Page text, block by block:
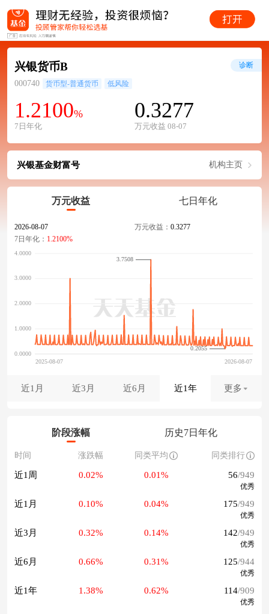
兴银货币B
000740 货币型-普通货币 低风险
1.2100%
7日年化
0.3277
万元收益 08-07
诊断
兴银基金财富号 机构主页
万元收益 七日年化
2026-08-07 万元收益： 0.3277
7日年化： 1.2100%
0.2055
3.7508
近1月 近3月 近6月 近1年 更多
阶段涨幅 历史7日年化
时间 涨跌幅 同类平均 同类排行
近1周 0.02% 0.01% 56/949
优秀
近1月 0.10% 0.04% 175/949
优秀
近3月 0.32% 0.14% 142/949
优秀
近6月 0.66% 0.31% 125/944
优秀
近1年 1.38% 0.62% 114/909
优秀